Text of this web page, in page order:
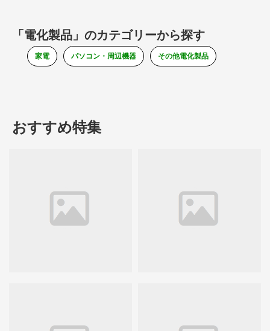
「電化製品」のカテゴリーから探す
家電 パソコン・周辺機器 その他電化製品
おすすめ特集